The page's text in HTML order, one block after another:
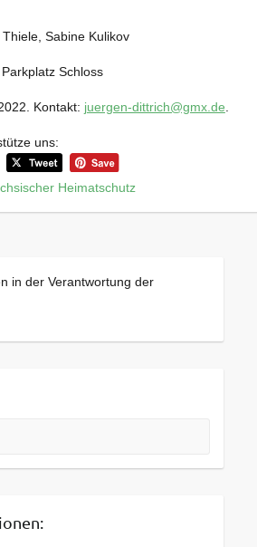
Sabine Kulikov
Schloss
Kontakt: juergen-dittrich@gmx.de.
uns:
Heimatschutz
in der Verantwortung der